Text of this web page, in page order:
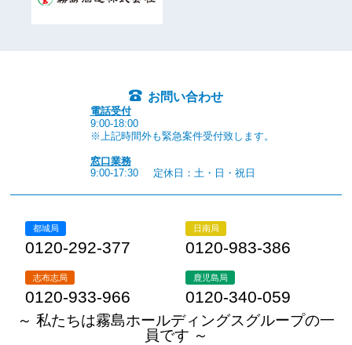
お問い合わせ
電話受付
9:00-18:00
※上記時間外も緊急案件受付致します。
窓口業務
9:00-17:30
定休日：土・日・祝日
都城局
0120-292-377
日南局
0120-983-386
志布志局
0120-933-966
鹿児島局
0120-340-059
～ 私たちは霧島ホールディングスグループの一
員です ～